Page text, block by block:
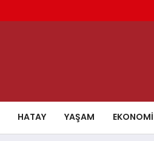
HATAY YAŞAM EKONOMI